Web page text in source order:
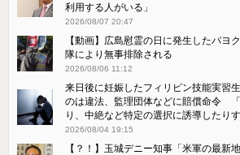
利用する人がいる」
2026/08/07 20:47
【動画】広島慰霊の日に発生したパヨ
隊により無事排除される
2026/08/06 11:12
来日後に妊娠したフィリピン技能実習
のは違法、監理団体などに賠償命令
り、中絶など特定の選択に誘導したり
2026/08/04 19:15
【？！】玉城デニー知事「米軍の最新